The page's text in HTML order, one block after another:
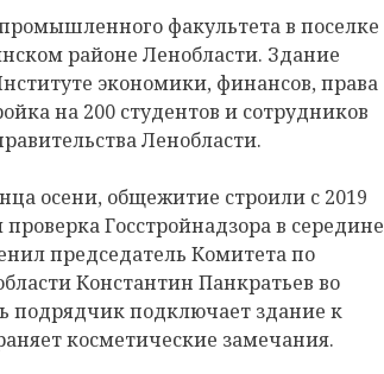
факультета в поселке
районе Ленобласти. Здание
экономики, финансов, права
на 200 студентов и сотрудников
Ленобласти.
осени, общежитие строили с 2019
Госстройнадзора в середине
председатель Комитета по
Константин Панкратьев во
подрядчик подключает здание к
косметические замечания.